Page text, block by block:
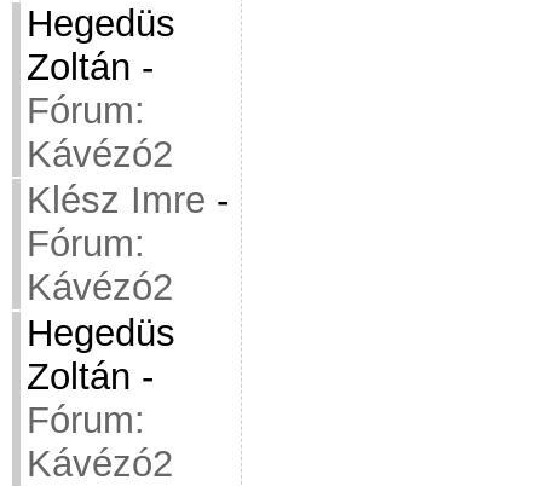
Hegedüs
Zoltán -
Fórum:
Kávézó2
Klész Imre -
Fórum:
Kávézó2
Hegedüs
Zoltán -
Fórum:
Kávézó2